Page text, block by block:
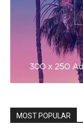
MOST POPULAR